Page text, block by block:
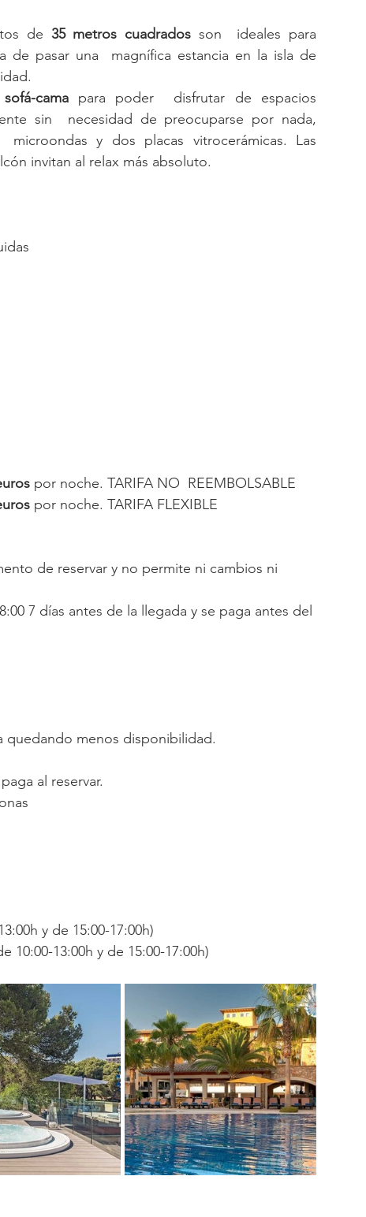
de 35 metros cuadrados son  ideales para
de pasar una  magnífica estancia en la isla de
cama para poder  disfrutar de espacios
sin  necesidad de preocuparse por nada,
y dos placas vitrocerámicas. Las
invitan al relax más absoluto.
por noche. TARIFA NO  REEMBOLSABLE
por noche. TARIFA FLEXIBLE
de reservar y no permite ni cambios ni
7 días antes de la llegada y se paga antes del
quedando menos disponibilidad.
al reservar.
y de 15:00-17:00h)
10:00-13:00h y de 15:00-17:00h)